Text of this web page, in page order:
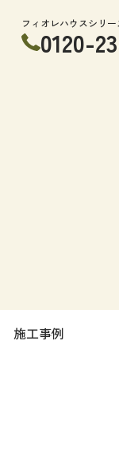
フィオレハウスシリ
0120-
施工事例